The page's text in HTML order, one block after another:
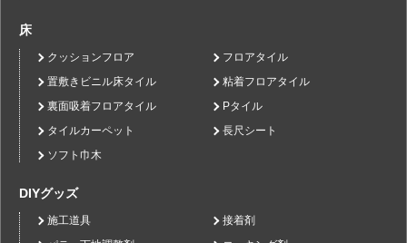
床
クッションフロア
フロアタイル
置敷きビニル床タイル
粘着フロアタイル
裏面吸着フロアタイル
Pタイル
タイルカーペット
長尺シート
ソフト巾木
DIYグッズ
施工道具
接着剤